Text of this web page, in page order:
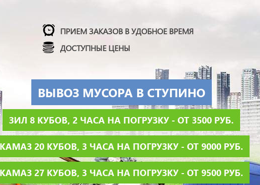
ПРИЕМ ЗАКАЗОВ В УДОБНОЕ ВРЕМЯ
ДОСТУПНЫЕ ЦЕНЫ
ВЫВОЗ МУСОРА В СТУПИНО
ЗИЛ 8 КУБОВ, 2 ЧАСА НА ПОГРУЗКУ - ОТ 3500 РУБ.
КАМАЗ 20 КУБОВ, 3 ЧАСА НА ПОГРУЗКУ - ОТ 9000 РУБ.
КАМАЗ 27 КУБОВ, 3 ЧАСА НА ПОГРУЗКУ - ОТ 9500 РУБ.